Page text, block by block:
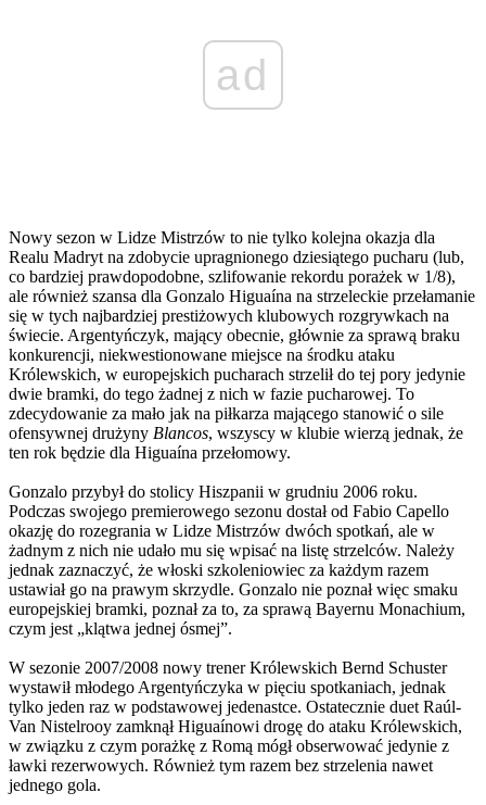
ad
Nowy sezon w Lidze Mistrzów to nie tylko kolejna okazja dla
Realu Madryt na zdobycie upragnionego dziesiątego pucharu (lub,
co bardziej prawdopodobne, szlifowanie rekordu porażek w 1/8),
ale również szansa dla Gonzalo Higuaína na strzeleckie przełamanie
się w tych najbardziej prestiżowych klubowych rozgrywkach na
świecie. Argentyńczyk, mający obecnie, głównie za sprawą braku
konkurencji, niekwestionowane miejsce na środku ataku
Królewskich, w europejskich pucharach strzelił do tej pory jedynie
dwie bramki, do tego żadnej z nich w fazie pucharowej. To
zdecydowanie za mało jak na piłkarza mającego stanowić o sile
ofensywnej drużyny Blancos, wszyscy w klubie wierzą jednak, że
ten rok będzie dla Higuaína przełomowy.
Gonzalo przybył do stolicy Hiszpanii w grudniu 2006 roku.
Podczas swojego premierowego sezonu dostał od Fabio Capello
okazję do rozegrania w Lidze Mistrzów dwóch spotkań, ale w
żadnym z nich nie udało mu się wpisać na listę strzelców. Należy
jednak zaznaczyć, że włoski szkoleniowiec za każdym razem
ustawiał go na prawym skrzydle. Gonzalo nie poznał więc smaku
europejskiej bramki, poznał za to, za sprawą Bayernu Monachium,
czym jest „klątwa jednej ósmej”.
W sezonie 2007/2008 nowy trener Królewskich Bernd Schuster
wystawił młodego Argentyńczyka w pięciu spotkaniach, jednak
tylko jeden raz w podstawowej jedenastce. Ostatecznie duet Raúl-
Van Nistelrooy zamknął Higuaínowi drogę do ataku Królewskich,
w związku z czym porażkę z Romą mógł obserwować jedynie z
ławki rezerwowych. Również tym razem bez strzelenia nawet
jednego gola.